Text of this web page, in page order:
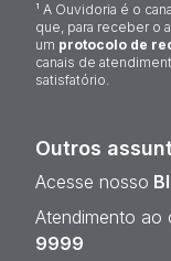
¹ A Ouvidoria é o
que, para receber o
um protocolo de
canais de
satisfatório.
Outros
Acesse nosso
Atendimento ao
9999